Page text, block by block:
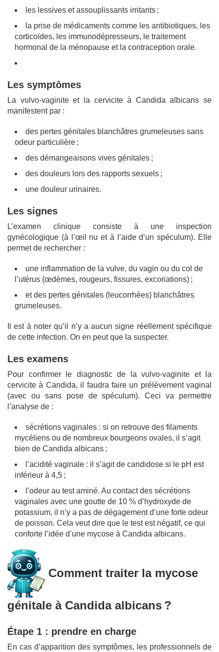
les lessives et assouplissants irritants ;
la prise de médicaments comme les antibiotiques, les
corticoïdes, les immunodépresseurs, le traitement
hormonal de la ménopause et la contraception orale.
Les symptômes
La vulvo-vaginite et la cervicite à Candida albicans se
manifestent par :
des pertes génitales blanchâtres grumeleuses sans
odeur particulière ;
des démangeaisons vives génitales ;
des douleurs lors des rapports sexuels ;
une douleur urinaires.
Les signes
L’examen clinique consiste à une inspection
gynécologique (à l’œil nu et à l’aide d’un spéculum). Elle
permet de rechercher :
une inflammation de la vulve, du vagin ou du col de
l’utérus (œdèmes, rougeurs, fissures, excoriations) ;
et des pertes génitales (leucorrhées) blanchâtres
grumeleuses.
Il est à noter qu’il n’y a aucun signe réellement spécifique
de cette infection. On en peut que la suspecter.
Les examens
Pour confirmer le diagnostic de la vulvo-vaginite et la
cervicite à Candida, il faudra faire un prélèvement vaginal
(avec ou sans pose de spéculum). Ceci va permettre
l’analyse de :
sécrétions vaginales : si on retrouve des filaments
mycéliens ou de nombreux bourgeons ovales, il s’agit
bien de Candida albicans ;
l’acidité vaginale : il s’agit de candidose si le pH est
inférieur à 4,5 ;
l’odeur au test aminé. Au contact des sécrétions
vaginales avec une goutte de 10 % d’hydroxyde de
potassium, il n’y a pas de dégagement d’une forte odeur
de poisson. Cela veut dire que le test est négatif, ce qui
conforte l’idée d’une mycose à Candida albicans.
Comment traiter la mycose
génitale à Candida albicans ?
Étape 1 : prendre en charge
En cas d’apparition des symptômes, les professionnels de